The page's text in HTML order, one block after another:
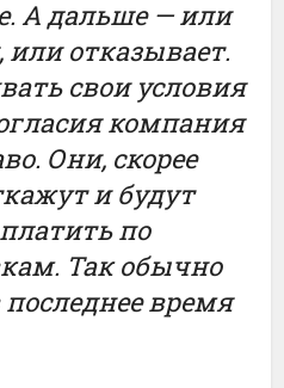
А дальше — или
или отказывает.
свои условия
компания
Они, скорее
и будут
по
Так обычно
время